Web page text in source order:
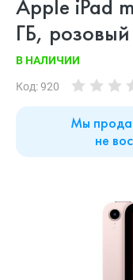
Apple iPad
ГБ, розовый
В НАЛИЧИИ
Код: 920
Мы
не